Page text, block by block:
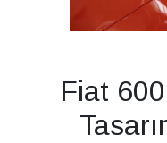
Fiat